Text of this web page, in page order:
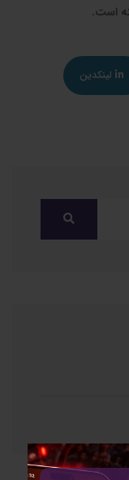
است.
لینکدین